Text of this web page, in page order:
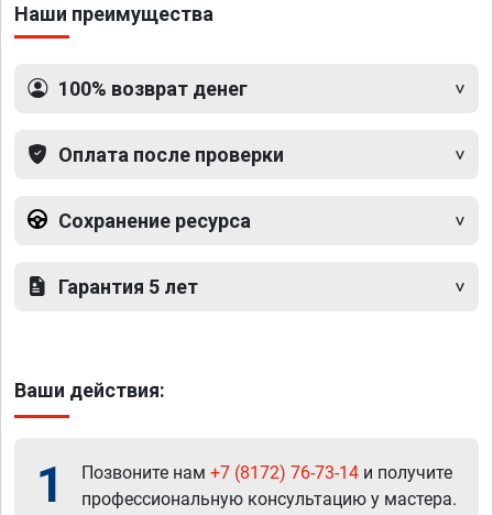
Наши преимущества
100% возврат денег
Оплата после проверки
Сохранение ресурса
Гарантия 5 лет
Ваши действия:
1 Позвоните нам +7 (8172) 76-73-14 и получите
профессиональную консультацию у мастера.